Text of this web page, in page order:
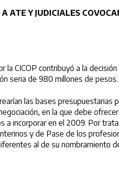
A ATE Y JUDICIALES
la CICOP contribuyó a la
seria de 980 millones de pesos.
las bases
en la que debe
a incorporar en el 2009. Por
y de Pase de los
al de su nombramiento